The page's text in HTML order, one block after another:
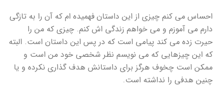
احساس می کنم چیزی از این داستان فهمیده ام که آن را به تازگی
دارم می آموزم و می خواهم زندگی اش کنم. چیزی که من را
حیرت زده می کند پیامی است که در پس این داستان است. البته
که این چیزهایی که می نویسم نظر شخصی خود من است و
ممکن است چخوف هرگز برای داستانش هدف گذاری نکرده و یا
چنین هدفی را نداشته است.